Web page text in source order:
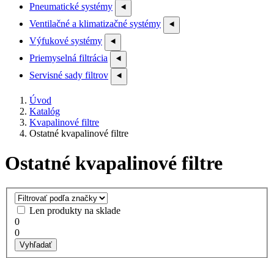
Pneumatické systémy ⯇
Ventilačné a klimatizačné systémy ⯇
Výfukové systémy ⯇
Priemyselná filtrácia ⯇
Servisné sady filtrov ⯇
Úvod
Katalóg
Kvapalinové filtre
Ostatné kvapalinové filtre
Ostatné kvapalinové filtre
Len produkty na sklade
0
0
Vyhľadať